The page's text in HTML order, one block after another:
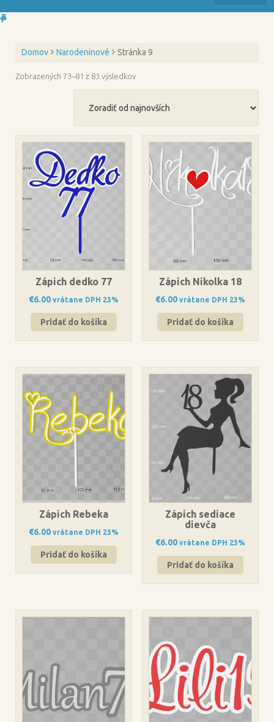
Domov Narodeninové Stránka 9
Zobrazených 73–81 z 83 výsledkovZoradené
Zápich dedko 77
€6.00 vrátane DPH 23%
Pridať do košíka
Zápich Nikolka 18
€6.00 vrátane DPH 23%
Pridať do košíka
Zápich Rebeka
€6.00 vrátane DPH 23%
Pridať do košíka
Zápich sediace
dievča
€6.00 vrátane DPH 23%
Pridať do košíka